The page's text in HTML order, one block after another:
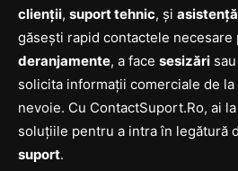
clienții, suport tehnic, și asistență
găsești rapid contactele necesare
deranjamente, a face sesizări sau
solicita informații comerciale de
nevoie. Cu ContactSuport.Ro, ai
soluțiile pentru a intra în legătură
suport.